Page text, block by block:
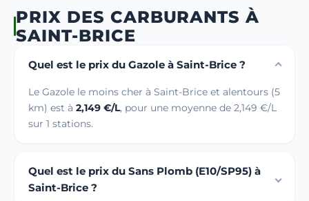
PRIX DES CARBURANTS À
SAINT-BRICE
Quel est le prix du Gazole à Saint-Brice ?
Le Gazole le moins cher à Saint-Brice et alentours (5
km) est à 2,149 €/L, pour une moyenne de 2,149 €/L
sur 1 stations.
Quel est le prix du Sans Plomb (E10/SP95) à
Saint-Brice ?